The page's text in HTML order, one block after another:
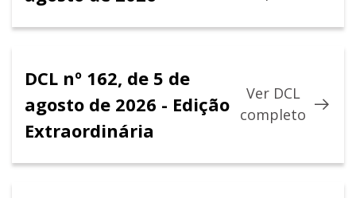
DCL nº 162, de 5 de
agosto de 2026 - Edição
Extraordinária
Ver DCL
completo